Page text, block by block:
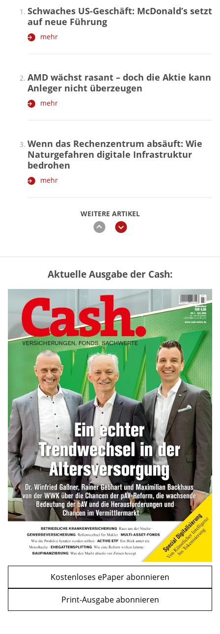
WEITERE ARTIKEL
zurückweiter
Schwaches US-Geschäft: McDonald’s setzt
auf neue Führung
mehr
AMD wächst rasant – doch die Aktie kann
Anleger nicht überzeugen
mehr
Wenn das Rechenzentrum absäuft: Wie
Naturgefahren digitale Infrastruktur
bedrohen
mehr
WEITERE ARTIKEL
zurückweiter
Mütterrente III Tabelle: So viel Renten-
Nachzahlung ist pro Kind möglich
mehr
„Jung kauft Alt“ 2026: Neue Förderung im
Überblick – Tabelle mit Kreditbeträgen
und Einkommensgrenzen
mehr
Bitcoin im Wartemodus: Fed und CLARITY
Act geben die Richtung vor
mehr
Aktuelle Ausgabe der Cash:
Kostenloses ePaper abonnieren
Print-Ausgabe abonnieren